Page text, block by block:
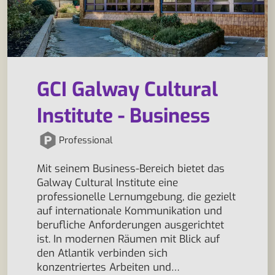
GCI Galway Cultural
Institute - Business
Professional
Mit seinem Business-Bereich bietet das
Galway Cultural Institute eine
professionelle Lernumgebung, die gezielt
auf internationale Kommunikation und
berufliche Anforderungen ausgerichtet
ist. In modernen Räumen mit Blick auf
den Atlantik verbinden sich
konzentriertes Arbeiten und…